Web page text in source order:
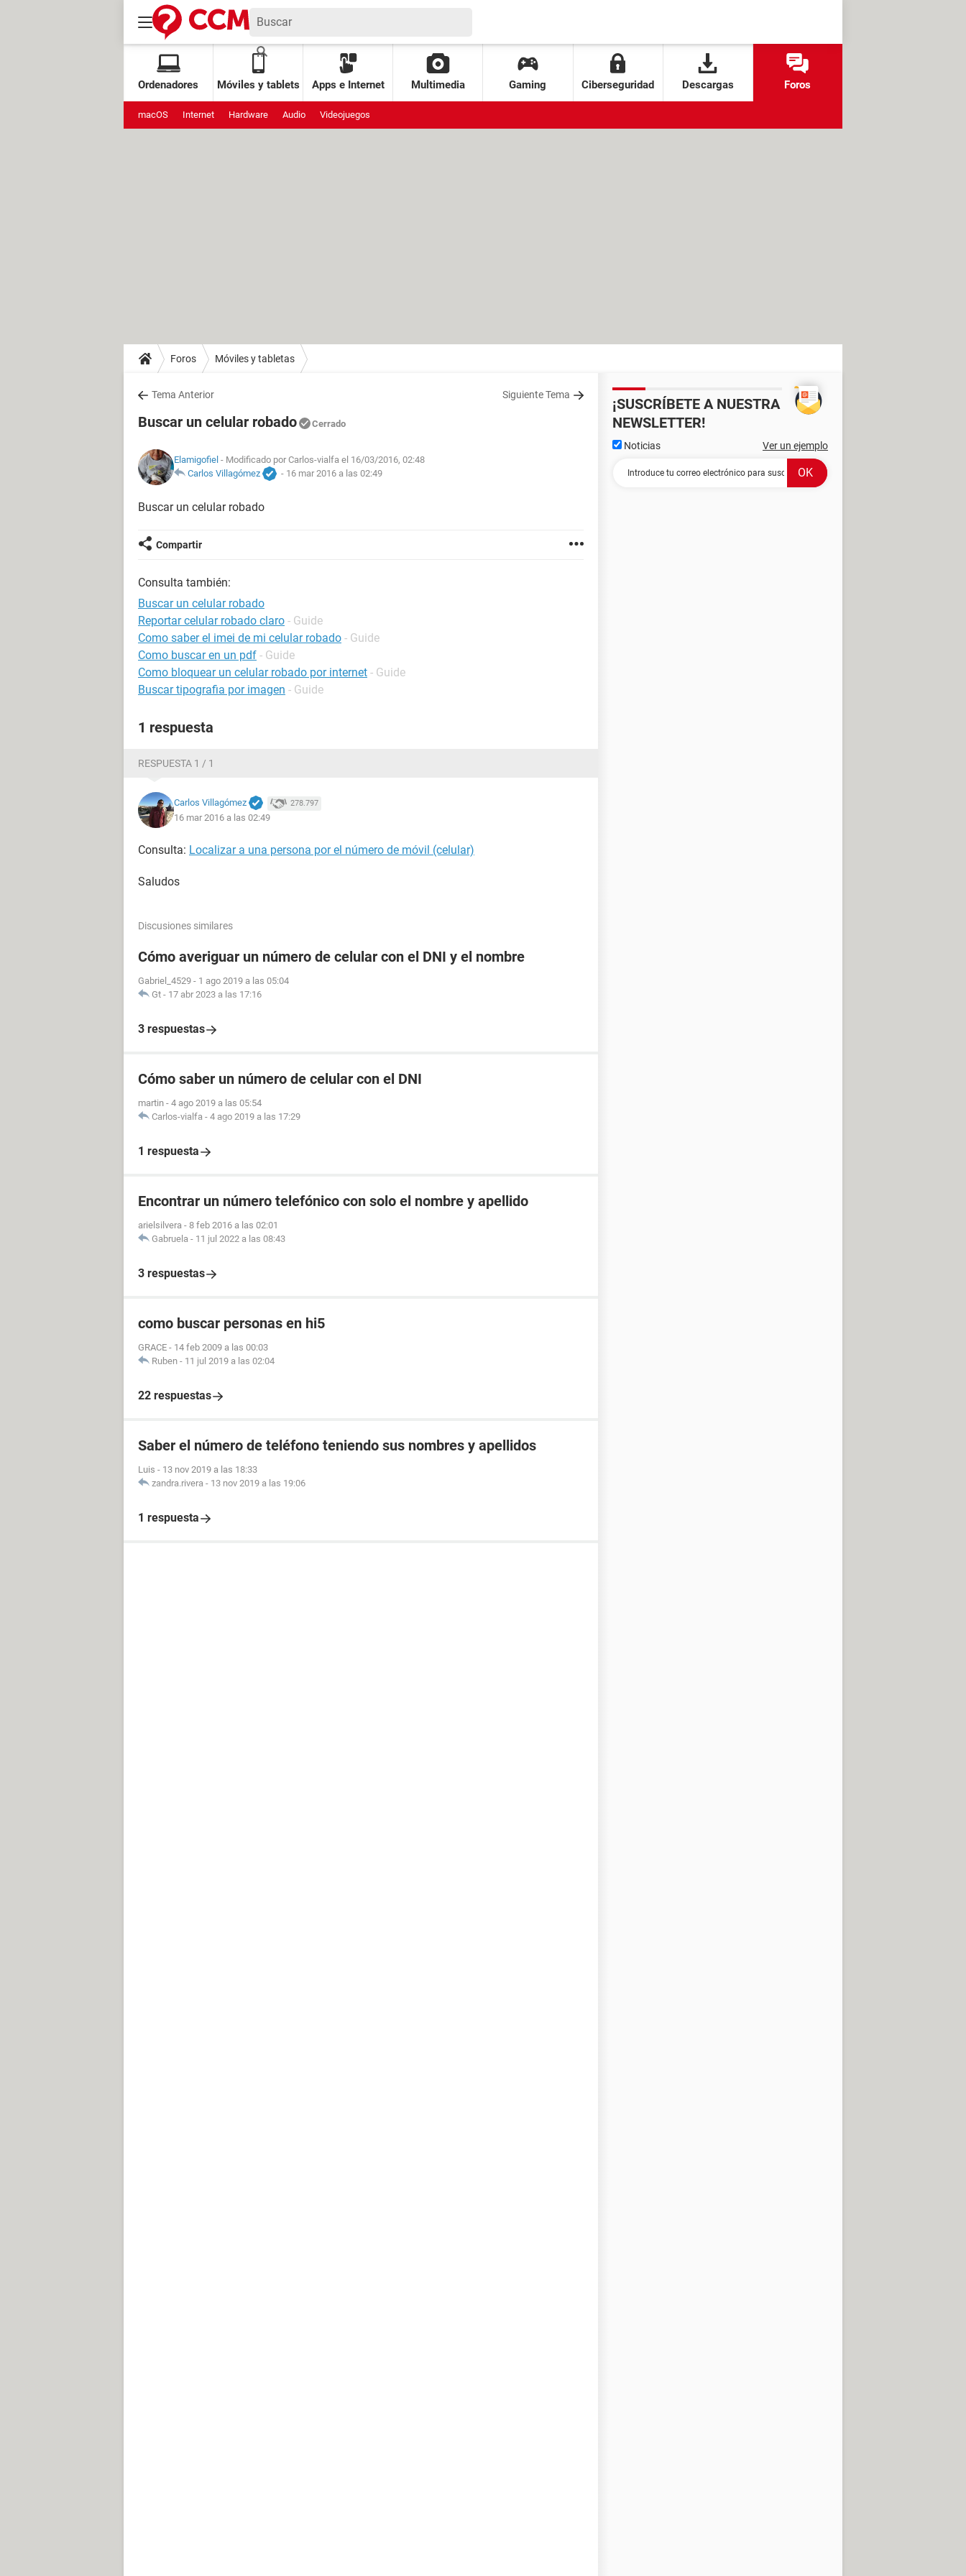
Ordenadores Móviles y tablets Apps e Internet Multimedia Gaming Ciberseguridad Descargas Foros
macOS Internet Hardware Audio Videojuegos
Foros Móviles y tabletas
Tema Anterior Siguiente Tema
Buscar un celular robado Cerrado
Elamigofiel - Modificado por Carlos-vialfa el 16/03/2016, 02:48
Carlos Villagómez
- 16 mar 2016 a las 02:49
Buscar un celular robado
Compartir
Consulta también:
Buscar un celular robado
Reportar celular robado claro - Guide
Como saber el imei de mi celular robado - Guide
Como buscar en un pdf - Guide
Como bloquear un celular robado por internet - Guide
Buscar tipografia por imagen - Guide
1 respuesta
RESPUESTA 1 / 1
Carlos Villagómez 278.797
16 mar 2016 a las 02:49
Consulta: Localizar a una persona por el número de móvil (celular)
Saludos
Discusiones similares
Cómo averiguar un número de celular con el DNI y el nombre
Gabriel_4529 - 1 ago 2019 a las 05:04
Gt - 17 abr 2023 a las 17:16
3 respuestas
Cómo saber un número de celular con el DNI
martin - 4 ago 2019 a las 05:54
Carlos-vialfa - 4 ago 2019 a las 17:29
1 respuesta
Encontrar un número telefónico con solo el nombre y apellido
arielsilvera - 8 feb 2016 a las 02:01
Gabruela - 11 jul 2022 a las 08:43
3 respuestas
como buscar personas en hi5
GRACE - 14 feb 2009 a las 00:03
Ruben - 11 jul 2019 a las 02:04
22 respuestas
Saber el número de teléfono teniendo sus nombres y apellidos
Luis - 13 nov 2019 a las 18:33
zandra.rivera - 13 nov 2019 a las 19:06
1 respuesta
¡SUSCRÍBETE A NUESTRA
NEWSLETTER!
Noticias Ver un ejemplo